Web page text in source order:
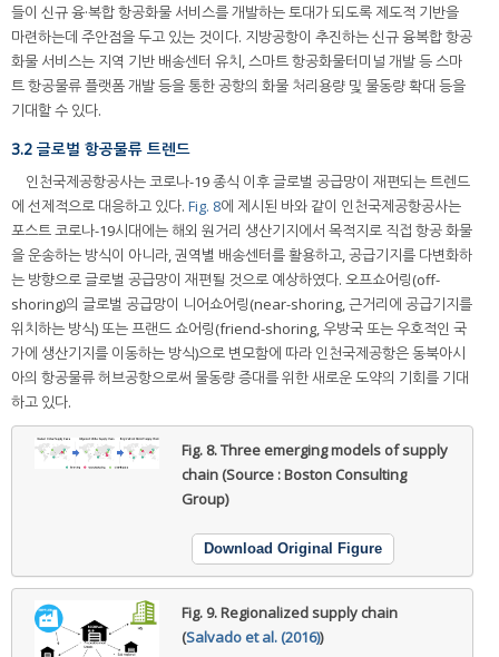
들이 신규 융·복합 항공화물 서비스를 개발하는 토대가 되도록 제도적 기반을
마련하는데 주안점을 두고 있는 것이다. 지방공항이 추진하는 신규 융복합 항공
화물 서비스는 지역 기반 배송센터 유치, 스마트 항공화물터미널 개발 등 스마
트 항공물류 플랫폼 개발 등을 통한 공항의 화물 처리용량 및 물동량 확대 등을
기대할 수 있다.
3.2 글로벌 항공물류 트렌드
인천국제공항공사는 코로나-19 종식 이후 글로벌 공급망이 재편되는 트렌드
에 선제적으로 대응하고 있다. Fig. 8에 제시된 바와 같이 인천국제공항공사는
포스트 코로나-19시대에는 해외 원거리 생산기지에서 목적지로 직접 항공 화물
을 운송하는 방식이 아니라, 권역별 배송센터를 활용하고, 공급기지를 다변화하
는 방향으로 글로벌 공급망이 재편될 것으로 예상하였다. 오프쇼어링(off-
shoring)의 글로벌 공급망이 니어쇼어링(near-shoring, 근거리에 공급기지를
위치하는 방식) 또는 프랜드 쇼어링(friend-shoring, 우방국 또는 우호적인 국
가에 생산기지를 이동하는 방식)으로 변모함에 따라 인천국제공항은 동북아시
아의 항공물류 허브공항으로써 물동량 증대를 위한 새로운 도약의 기회를 기대
하고 있다.
Fig. 8.Three emerging models of supply
chain (Source : Boston Consulting
Group)
Download Original Figure
Fig. 9.Regionalized supply chain
(Salvado et al. (2016))